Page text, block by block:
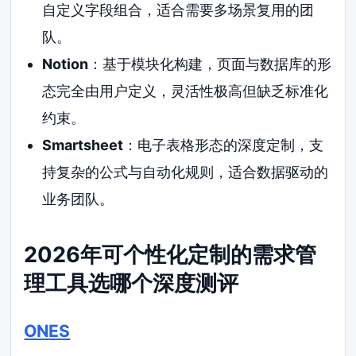
自定义字段组合，适合需要多场景复用的团
队。
Notion：基于模块化构建，页面与数据库的形
态完全由用户定义，灵活性极高但缺乏标准化
约束。
Smartsheet：电子表格形态的深度定制，支
持复杂的公式与自动化规则，适合数据驱动的
业务团队。
2026年可个性化定制的需求管
理工具选哪个深度测评
ONES